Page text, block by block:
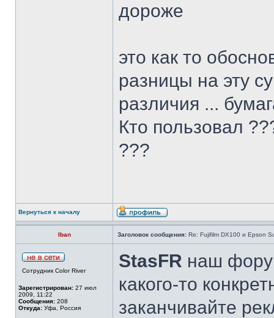
дороже
это как то
разницы на эту
различия ...
Кто пользовал
???
Вернуться к началу
Iban Заголовок сообщения: Re: Fujifilm DX100 и Epson
Сотрудник Color River
Зарегистрирован: 27 июл
2009, 11:22
Сообщения: 208
Откуда: Уфа, Россия
StasFR наш
какого-то
заканчивайте